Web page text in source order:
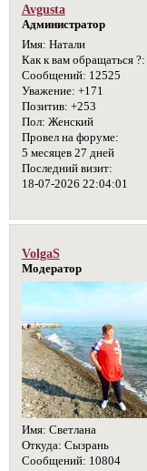
Avgusta
Администратор
Имя: Натали
Как к вам обращаться ?:
Сообщений: 12525
Уважение: +171
Позитив: +253
Пол: Женский
Провел на форуме:
5 месяцев 27 дней
Последний визит:
18-07-2026 22:04:01
VolgaS
Модератор
Имя: Светлана
Откуда: Сызрань
Сообщений: 10804